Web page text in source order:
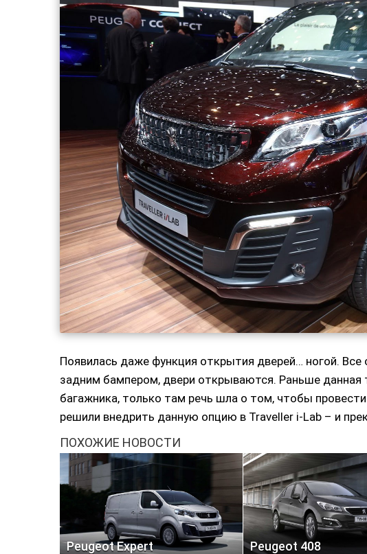
Появилась даже функция открытия дверей… ногой.
задним бампером, двери открываются. Раньше данная
багажника, только там речь шла о том, чтобы
решили внедрить данную опцию в Traveller i-Lab – и
ПОХОЖИЕ НОВОСТИ
Peugeot Expert Peugeot 408